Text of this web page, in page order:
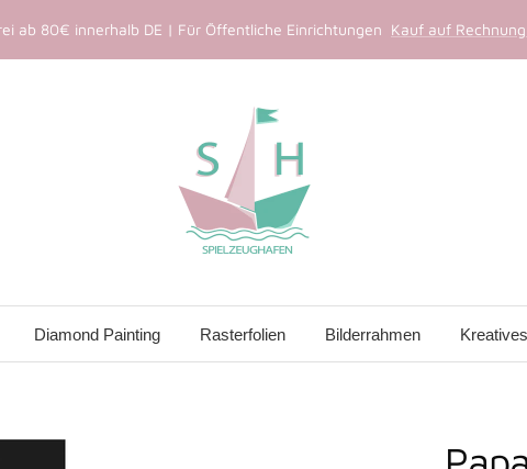
ab 80€ innerhalb DE | Für Öffentliche Einrichtungen Kauf auf
Diamond Painting Rasterfolien Bilderrahmen Kreatives